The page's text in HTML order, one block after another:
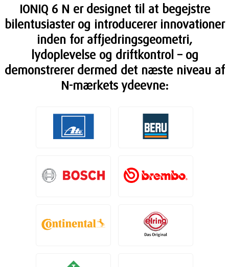
IONIQ 6 N er designet til at begejstre
bilentusiaster og introducerer innovationer
inden for affjedringsgeometri,
lydoplevelse og driftkontrol – og
demonstrerer dermed det næste niveau af
N-mærkets ydeevne: